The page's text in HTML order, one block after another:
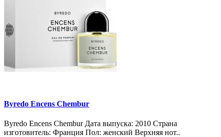
Byredo Encens Chembur
Byredo Encens Chembur Дата выпуска: 2010 Страна
изготовитель: Франция Пол: женский Верхняя нот..